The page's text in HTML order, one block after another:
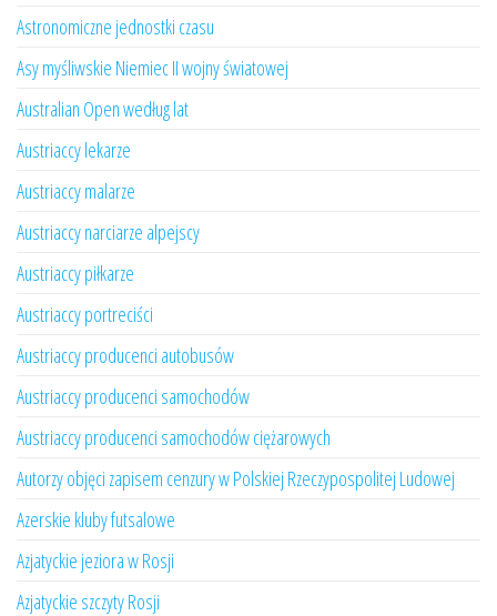
Astronomiczne jednostki czasu
Asy myśliwskie Niemiec II wojny światowej
Australian Open według lat
Austriaccy lekarze
Austriaccy malarze
Austriaccy narciarze alpejscy
Austriaccy piłkarze
Austriaccy portreciści
Austriaccy producenci autobusów
Austriaccy producenci samochodów
Austriaccy producenci samochodów ciężarowych
Autorzy objęci zapisem cenzury w Polskiej Rzeczypospolitej Ludowej
Azerskie kluby futsalowe
Azjatyckie jeziora w Rosji
Azjatyckie szczyty Rosji